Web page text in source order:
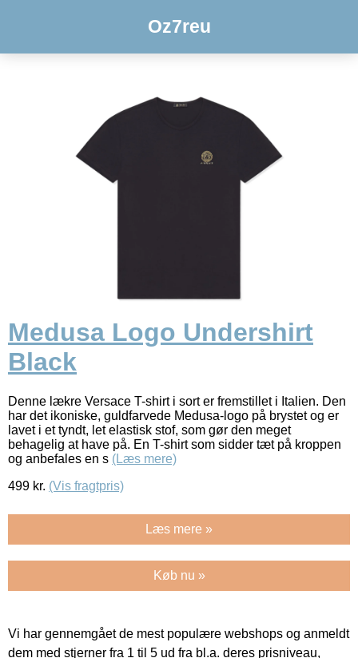
Oz7reu
Medusa Logo Undershirt
Black
Denne lækre Versace T-shirt i sort er fremstillet i Italien. Den
har det ikoniske, guldfarvede Medusa-logo på brystet og er
lavet i et tyndt, let elastisk stof, som gør den meget
behagelig at have på. En T-shirt som sidder tæt på kroppen
og anbefales en s (Læs mere)
499 kr. (Vis fragtpris)
Læs mere »
Køb nu »
Vi har gennemgået de mest populære webshops og anmeldt
dem med stjerner fra 1 til 5 ud fra bl.a. deres prisniveau,